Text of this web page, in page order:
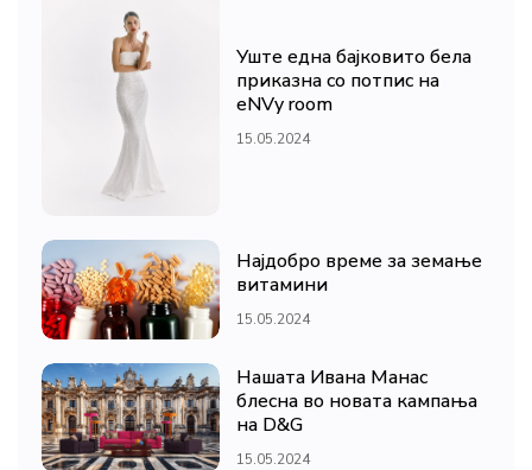
Уште една бајковито бела
приказна со потпис на
eNVy room
15.05.2024
Најдобро време за земање
витамини
15.05.2024
Нашата Ивана Манас
блесна во новата кампања
на D&G
15.05.2024